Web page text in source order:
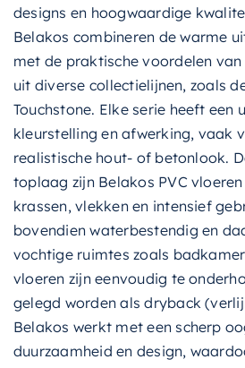
designs en hoogwaardige
Belakos combineren de warme
met de praktische voordelen van
uit diverse collectielijnen, zoals
Touchstone. Elke serie heeft een
kleurstelling en afwerking, vaak
realistische hout- of betonlook.
toplaag zijn Belakos PVC
krassen, vlekken en intensief
bovendien waterbestendig en
vochtige ruimtes zoals
vloeren zijn eenvoudig te
gelegd worden als dryback
Belakos werkt met een scherp
duurzaamheid en design,